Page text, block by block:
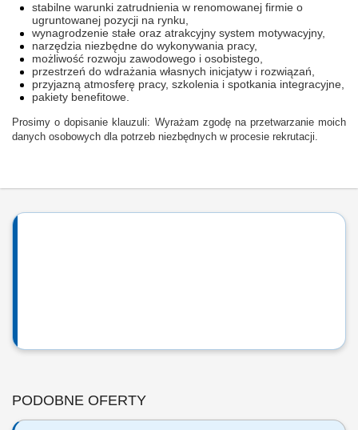
stabilne warunki zatrudnienia w renomowanej firmie o
ugruntowanej pozycji na rynku,
wynagrodzenie stałe oraz atrakcyjny system motywacyjny,
narzędzia niezbędne do wykonywania pracy,
możliwość rozwoju zawodowego i osobistego,
przestrzeń do wdrażania własnych inicjatyw i rozwiązań,
przyjazną atmosferę pracy, szkolenia i spotkania integracyjne,
pakiety benefitowe.
Prosimy o dopisanie klauzuli: Wyrażam zgodę na przetwarzanie moich
danych osobowych dla potrzeb niezbędnych w procesie rekrutacji.
PODOBNE OFERTY